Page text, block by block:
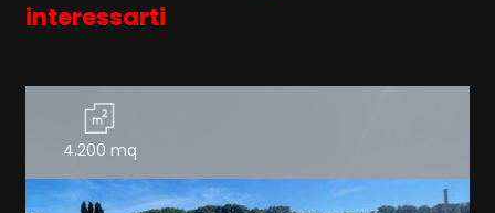
interessarti
4.200 mq